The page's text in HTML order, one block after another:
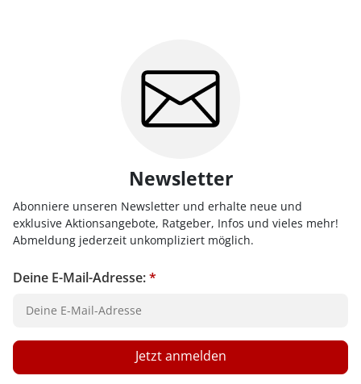
Newsletter
Abonniere unseren Newsletter und erhalte neue und
exklusive Aktionsangebote, Ratgeber, Infos und vieles mehr!
Abmeldung jederzeit unkompliziert möglich.
Deine E-Mail-Adresse:*
Jetzt anmelden